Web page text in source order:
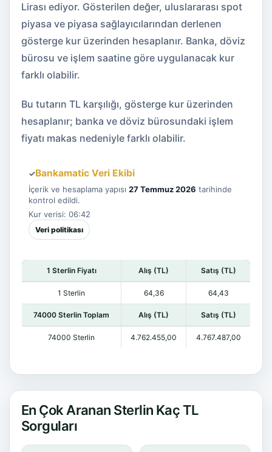
Lirası ediyor. Gösterilen değer, uluslararası spot
piyasa ve piyasa sağlayıcılarından derlenen
gösterge kur üzerinden hesaplanır. Banka, döviz
bürosu ve işlem saatine göre uygulanacak kur
farklı olabilir.
Bu tutarın TL karşılığı, gösterge kur üzerinden
hesaplanır; banka ve döviz bürosundaki işlem
fiyatı makas nedeniyle farklı olabilir.
✓Bankamatic Veri Ekibi
İçerik ve hesaplama yapısı 27 Temmuz 2026 tarihinde
kontrol edildi.
Kur verisi: 06:42
Veri politikası
1 Sterlin Fiyatı Alış (TL) Satış (TL)
1 Sterlin 64,36 64,43
74000 Sterlin Toplam Alış (TL) Satış (TL)
74000 Sterlin 4.762.455,00 4.767.487,00
En Çok Aranan Sterlin Kaç TL
Sorguları